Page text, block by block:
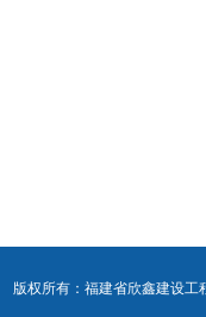
版权所有：福建省欣鑫建设